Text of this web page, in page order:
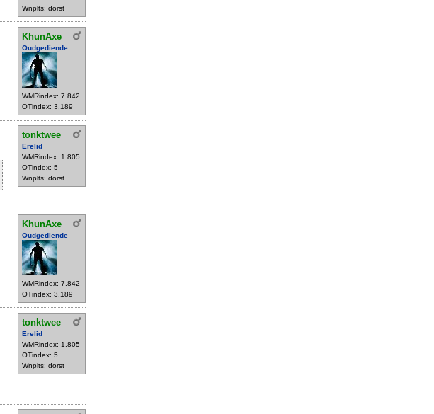
Wnplts: dorst
KhunAxe
Oudgediende
WMRindex: 7.842
OTindex: 3.189
tonktwee
Erelid
WMRindex: 1.805
OTindex: 5
Wnplts: dorst
KhunAxe
Oudgediende
WMRindex: 7.842
OTindex: 3.189
tonktwee
Erelid
WMRindex: 1.805
OTindex: 5
Wnplts: dorst